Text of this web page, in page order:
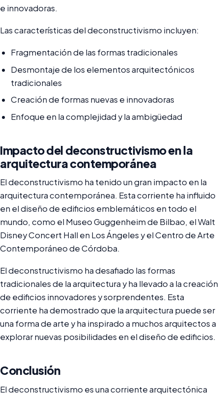
e innovadoras.
Las características del deconstructivismo incluyen:
Fragmentación de las formas tradicionales
Desmontaje de los elementos arquitectónicos
tradicionales
Creación de formas nuevas e innovadoras
Enfoque en la complejidad y la ambigüedad
Impacto del deconstructivismo en la
arquitectura contemporánea
El deconstructivismo ha tenido un gran impacto en la
arquitectura contemporánea. Esta corriente ha influido
en el diseño de edificios emblemáticos en todo el
mundo, como el Museo Guggenheim de Bilbao, el Walt
Disney Concert Hall en Los Ángeles y el Centro de Arte
Contemporáneo de Córdoba.
El deconstructivismo ha desafiado las formas
tradicionales de la arquitectura y ha llevado a la creación
de edificios innovadores y sorprendentes. Esta
corriente ha demostrado que la arquitectura puede ser
una forma de arte y ha inspirado a muchos arquitectos a
explorar nuevas posibilidades en el diseño de edificios.
Conclusión
El deconstructivismo es una corriente arquitectónica